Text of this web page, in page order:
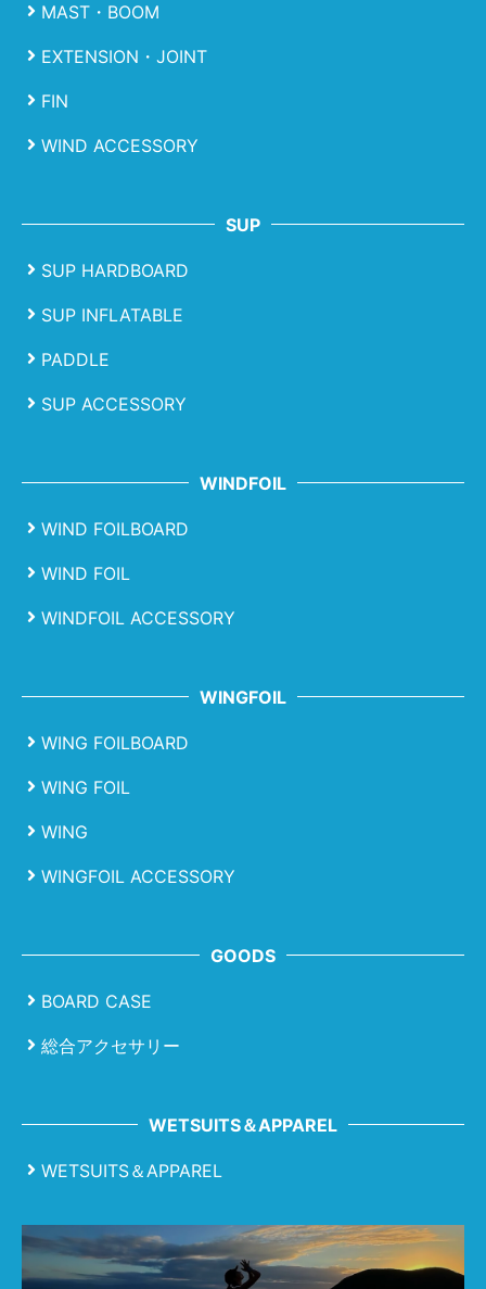
MAST・BOOM
EXTENSION・JOINT
FIN
WIND ACCESSORY
SUP
SUP HARDBOARD
SUP INFLATABLE
PADDLE
SUP ACCESSORY
WINDFOIL
WIND FOILBOARD
WIND FOIL
WINDFOIL ACCESSORY
WINGFOIL
WING FOILBOARD
WING FOIL
WING
WINGFOIL ACCESSORY
GOODS
BOARD CASE
総合アクセサリー
WETSUITS＆APPAREL
WETSUITS＆APPAREL